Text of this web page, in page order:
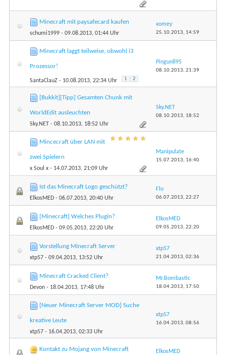
Minecraft mit paysafecard kaufen
schumi1999 - 09.08.2013, 01:44 Uhr
xomey
25.10.2013, 14:59
Minecraft laggt teilweise, obwohl i3
Prozessor!
SantaClauZ - 10.08.2013, 22:34 Uhr 1 2
Pingun895
08.10.2013, 21:39
[Bukkit][Tipp] Gesamten Chunk mit
WorldEdit ausleuchten
Sky.NET - 08.10.2013, 18:52 Uhr
Sky.NET
08.10.2013, 18:52
Mincecraft über LAN mit
zwei Spielern
x Soul x - 14.07.2013, 21:09 Uhr
Manipulate
15.07.2013, 16:40
Ist das Minecraft Logo geschützt?
ElkosMED - 06.07.2013, 20:40 Uhr
Flo
06.07.2013, 22:27
[Minecraft] Welches Plugin?
ElkosMED - 09.05.2013, 22:20 Uhr
ElkosMED
09.05.2013, 22:20
Vorstellung Minecraft Server
xtp57 - 09.04.2013, 13:52 Uhr
xtp57
21.04.2013, 02:36
Minecraft Cracked Client?
Devon - 18.04.2013, 17:48 Uhr
Mr.Bombastic
18.04.2013, 17:50
[Neuer Minecraft Server MOD] Suche
kreative Leute
xtp57 - 16.04.2013, 02:33 Uhr
xtp57
16.04.2013, 08:56
Kontakt zu Mojang von Minecraft ElkosMED